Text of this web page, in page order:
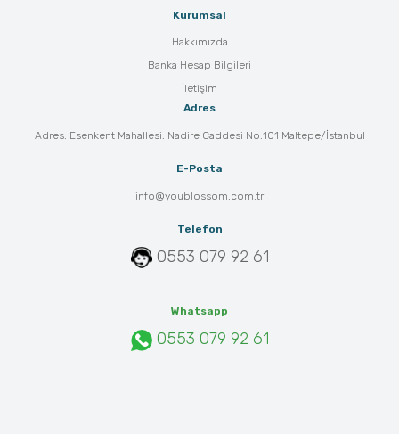
Kurumsal
Hakkımızda
Banka Hesap Bilgileri
İletişim
Adres
Adres: Esenkent Mahallesi. Nadire Caddesi No:101 Maltepe/İstanbul
E-Posta
info@youblossom.com.tr
Telefon
0553 079 92 61
Whatsapp
0553 079 92 61